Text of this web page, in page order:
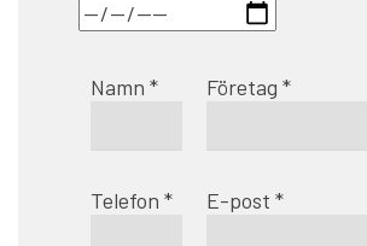
Namn * Företag *
Telefon * E-post *